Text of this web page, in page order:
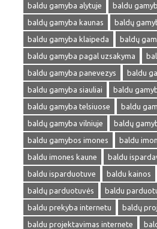
baldu gamyba alytuje
baldu
baldų gamyba kaunas
baldų
baldu gamyba klaipeda
baldų
baldu gamyba pagal uzsakyma
baldu gamyba panevezys
baldu
baldu gamyba siauliai
baldu
baldu gamyba telsiuose
baldu
baldų gamyba vilniuje
baldų
baldu gamybos imones
baldu
baldu imones kaune
baldu
baldu isparduotuve
baldu kainos
baldų parduotuvės
baldu
baldu prekyba internetu
baldų
baldu projektavimas internete